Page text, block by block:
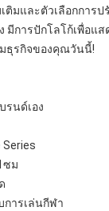
ติมและตัวเลือกกา
มีการปักโลโก้เพื่อ
ธุรกิจของคุณวันนี้!
รนด์เอง
ซม
การเล่นกีฬา